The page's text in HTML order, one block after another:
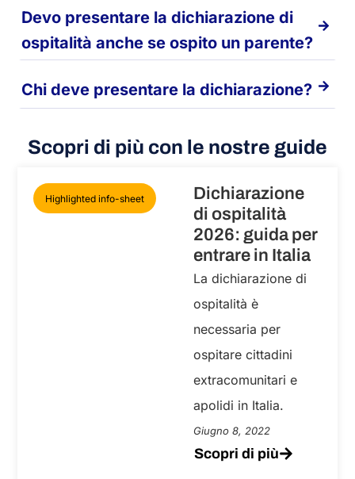
Devo presentare la dichiarazione di
ospitalità anche se ospito un parente?
Chi deve presentare la dichiarazione?
Scopri di più con le nostre guide
Highlighted info-sheet
Dichiarazione
di ospitalità
2026: guida per
entrare in Italia
La dichiarazione di
ospitalità è
necessaria per
ospitare cittadini
extracomunitari e
apolidi in Italia.
Giugno 8, 2022
Scopri di più